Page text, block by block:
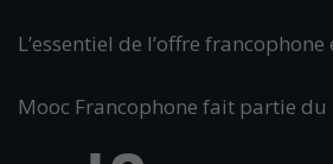
L’essentiel de l’offre francophone
Mooc Francophone fait partie du